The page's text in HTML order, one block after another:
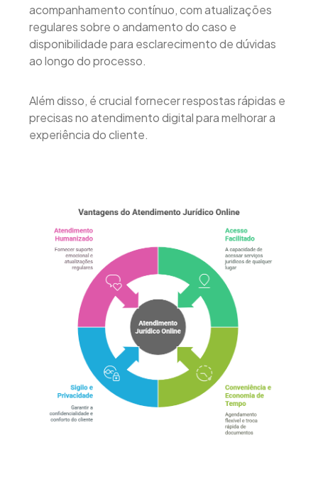
acompanhamento contínuo, com atualizações
regulares sobre o andamento do caso e
disponibilidade para esclarecimento de dúvidas
ao longo do processo.
Além disso, é crucial fornecer respostas rápidas e
precisas no atendimento digital para melhorar a
experiência do cliente.